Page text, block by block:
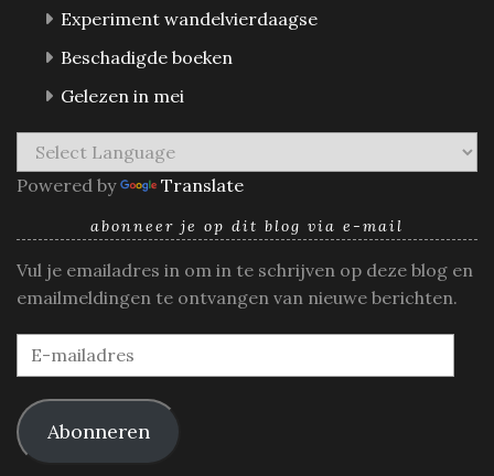
Experiment wandelvierdaagse
Beschadigde boeken
Gelezen in mei
Powered by Translate
abonneer je op dit blog via e-mail
Vul je emailadres in om in te schrijven op deze blog en
emailmeldingen te ontvangen van nieuwe berichten.
E-
mailadres
Abonneren